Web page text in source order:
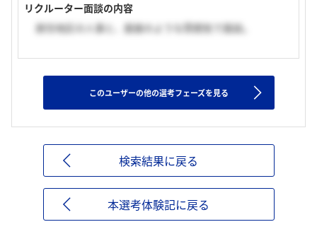
リクルーター面談の内容
居住地区の人事と、面接のような雰囲気で面談。
このユーザーの他の選考フェーズを見る
検索結果に戻る
本選考体験記に戻る